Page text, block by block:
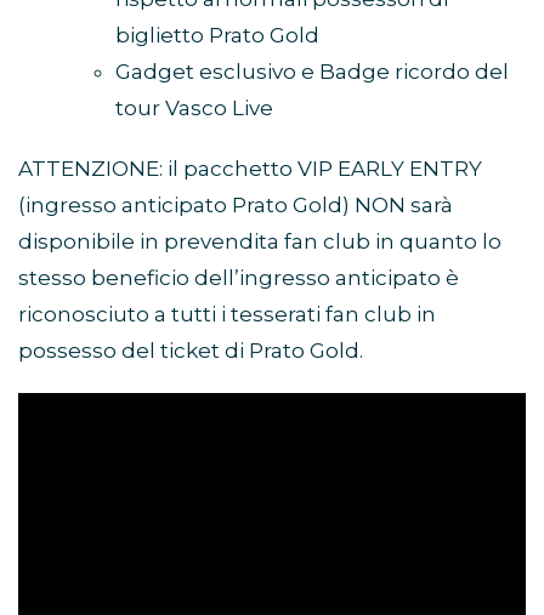
biglietto Prato Gold
Gadget esclusivo e Badge ricordo del
tour Vasco Live
ATTENZIONE: il pacchetto VIP EARLY ENTRY
(ingresso anticipato Prato Gold) NON sarà
disponibile in prevendita fan club in quanto lo
stesso beneficio dell’ingresso anticipato è
riconosciuto a tutti i tesserati fan club in
possesso del ticket di Prato Gold.